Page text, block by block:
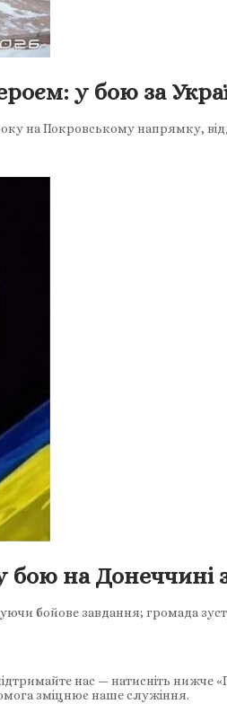
у бою за
на Покровському напрямку,
на Донеччині
бойове завдання; громада
нас — натисніть нижче
зміцнює наше служіння.